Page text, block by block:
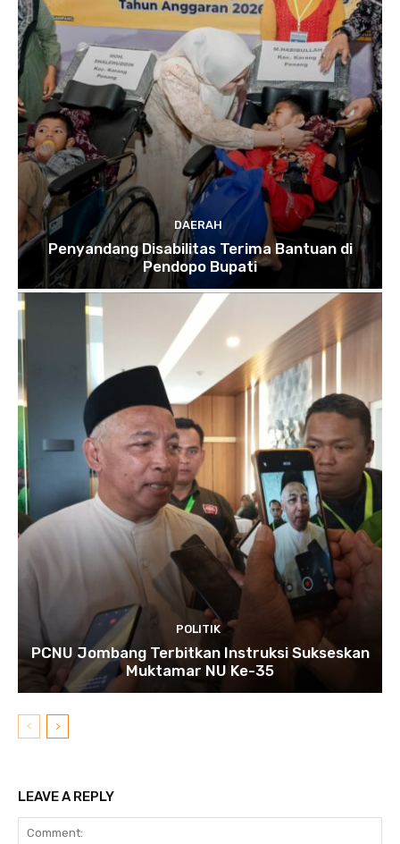
DAERAH
Penyandang Disabilitas Terima Bantuan di
Pendopo Bupati
POLITIK
PCNU Jombang Terbitkan Instruksi Sukseskan
Muktamar NU Ke-35
LEAVE A REPLY